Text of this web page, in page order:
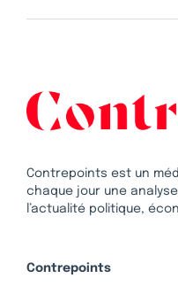
Contrepoints est un
chaque jour une
l’actualité politique,
Contrepoints